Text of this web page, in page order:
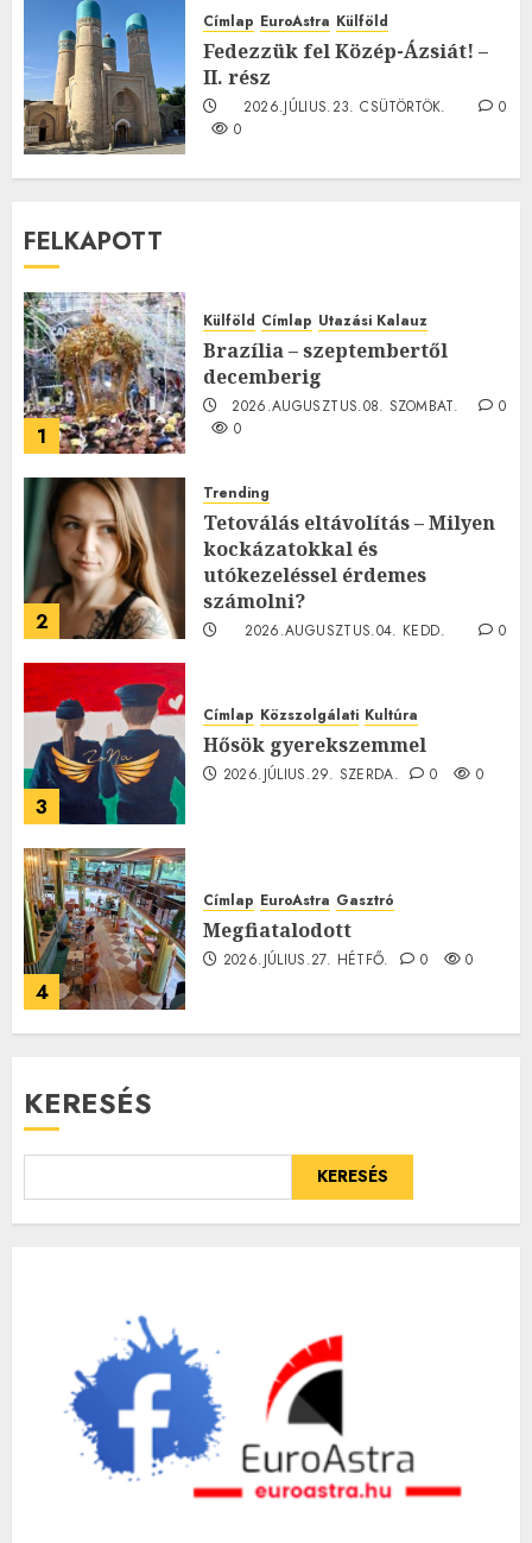
2026.JÚLIUS.23. CSÜTÖRTÖK.
0
Címlap EuroAstra Külföld
Fedezzük fel Közép-Ázsiát! –
II. rész
2026.JÚLIUS.23. CSÜTÖRTÖK.
0
0
FELKAPOTT
1
Külföld Címlap Utazási Kalauz
Brazília – szeptembertől
decemberig
2026.AUGUSZTUS.08. SZOMBAT.
0
0
2
Trending
Tetoválás eltávolítás – Milyen
kockázatokkal és
utókezeléssel érdemes
számolni?
2026.AUGUSZTUS.04. KEDD.
0
3
Címlap Közszolgálati Kultúra
Hősök gyerekszemmel
2026.JÚLIUS.29. SZERDA. 0 0
4
Címlap EuroAstra Gasztró
Megfiatalodott
2026.JÚLIUS.27. HÉTFŐ. 0 0
KERESÉS
KERESÉS